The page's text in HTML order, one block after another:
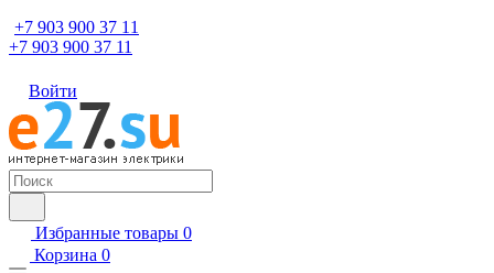
+7 903 900 37 11
+7 903 900 37 11
Войти
Избранные товары 0
Корзина 0